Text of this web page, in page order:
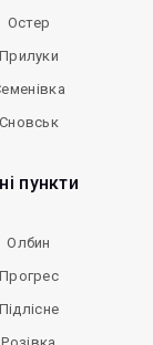
Остер
Прилуки
Сновськ
пункти
Олбин
Прогрес
Підлісне